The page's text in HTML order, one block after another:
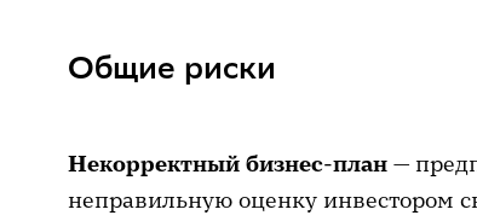
Реальная недвижимость
Как минимизировать риски
Общие риски
Некорректный бизнес-план —
неправильную оценку инвестором